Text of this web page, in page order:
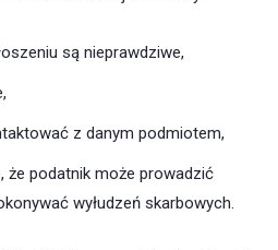
są nieprawdziwe,
z danym podmiotem,
że podatnik może prowadzić
wyłudzeń skarbowych.